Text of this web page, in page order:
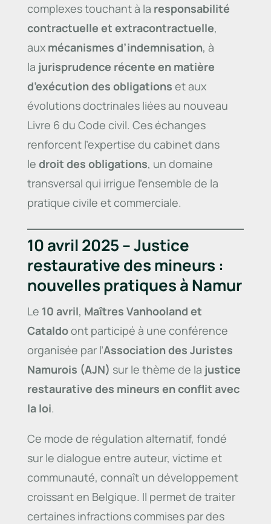
complexes touchant à la responsabilité
contractuelle et extracontractuelle,
aux mécanismes d’indemnisation, à
la jurisprudence récente en matière
d’exécution des obligations et aux
évolutions doctrinales liées au nouveau
Livre 6 du Code civil. Ces échanges
renforcent l’expertise du cabinet dans
le droit des obligations, un domaine
transversal qui irrigue l’ensemble de la
pratique civile et commerciale.
10 avril 2025 – Justice
restaurative des mineurs :
nouvelles pratiques à Namur
Le 10 avril, Maîtres Vanhooland et
Cataldoont participé à une conférence
organisée par l’Association des Juristes
Namurois (AJN) sur le thème de la justice
restaurative des mineurs en conflit avec
la loi.
Ce mode de régulation alternatif, fondé
sur le dialogue entre auteur, victime et
communauté, connaît un développement
croissant en Belgique. Il permet de traiter
certaines infractions commises par des